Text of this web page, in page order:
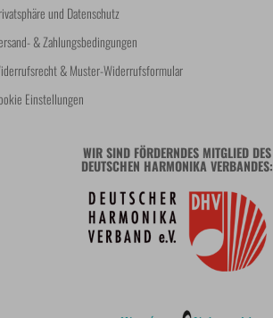
und Datenschutz
& Zahlungsbedingungen
& Muster-Widerrufsformular
Einstellungen
WIR SIND FÖRDERNDES MITGLIED DES
DEUTSCHEN HARMONIKA VERBANDES: